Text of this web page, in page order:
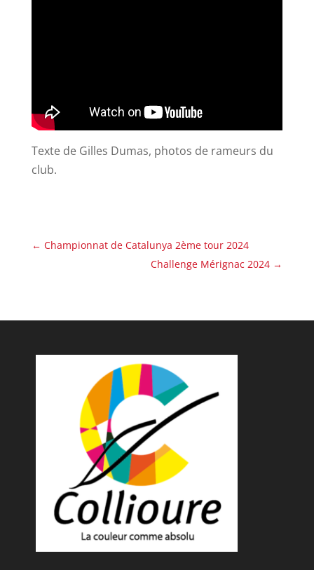
Texte de Gilles Dumas, photos de rameurs du
club.
← Championnat de Catalunya 2ème tour 2024
Challenge Mérignac 2024 →